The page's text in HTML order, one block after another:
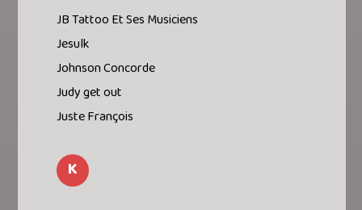
JB Tattoo Et Ses Musiciens
Jesulk
Johnson Concorde
Judy get out
Juste François
K